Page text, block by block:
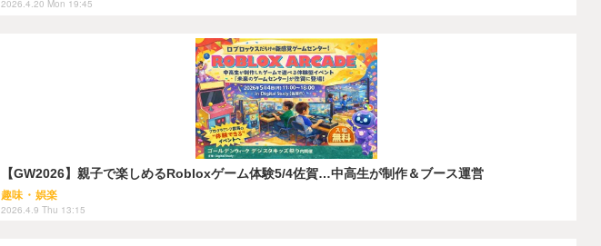
2026.4.20 Mon 19:45
【GW2026】親子で楽しめるRobloxゲーム体験5/4佐賀…中高生が制作＆ブース運営
趣味・娯楽
2026.4.9 Thu 13:15